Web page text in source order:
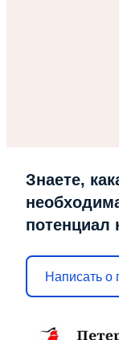
Знаете,
потенциал
Написать о